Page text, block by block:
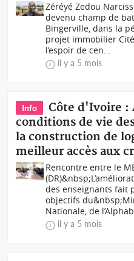
Zéréyé Zedou
devenu champ de
Bingerville, dans la
projet immobilier
l’espoir de cen...
il y a 5 mois
Info
Côte d'Ivoire :
conditions de vie
la construction de
meilleur accès aux
Rencontre entre le
des enseignants fait
objectifs
Nationale, de
il y a 5 mois